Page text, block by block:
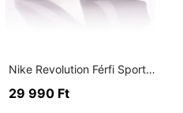
Nike Revolution Férfi Sportcipő
29 990 Ft